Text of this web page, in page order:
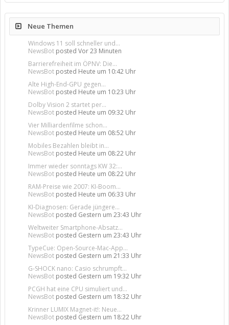
Neue Themen
Windows 11 soll schneller und...
NewsBot posted Vor 23 Minuten
Barrierefreiheit im ÖPNV: Die...
NewsBot posted Heute um 10:42 Uhr
Alte High-End-GPU gegen...
NewsBot posted Heute um 10:23 Uhr
Dolby Vision 2 startet per...
NewsBot posted Heute um 09:32 Uhr
Vier Milliardenfilme schon...
NewsBot posted Heute um 08:52 Uhr
Mobiles Bezahlen bleibt in...
NewsBot posted Heute um 08:22 Uhr
Immer wieder sonntags KW 32:...
NewsBot posted Heute um 08:22 Uhr
RAM-Preise wie 2007: KI-Boom...
NewsBot posted Heute um 06:33 Uhr
KI-Diagnosen: Gerade jüngere...
NewsBot posted Gestern um 23:43 Uhr
Weltweiter Smartphone-Absatz...
NewsBot posted Gestern um 23:43 Uhr
TypeCue: Open-Source-Mac-App...
NewsBot posted Gestern um 21:33 Uhr
G-SHOCK nano: Casio schrumpft...
NewsBot posted Gestern um 19:32 Uhr
PCGH hat eine CPU simuliert und...
NewsBot posted Gestern um 18:32 Uhr
Krinner LUMIX Magnet-it!: Neue...
NewsBot posted Gestern um 18:22 Uhr